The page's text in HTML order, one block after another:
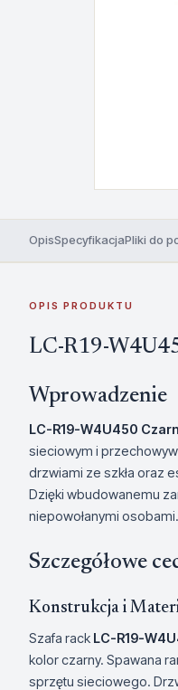
OpisSpecyfikacjaPliki do
OPIS PRODUKTU
LC-R19-
Wprowadzenie
LC-R19-W4U450
sieciowym i
drzwiami ze szkła oraz
Dzięki wbudowanemu
niepowołanymi osobami.
Szczegółowe
Konstrukcja i
Szafa rack LC-R19-
kolor czarny. Spawana
sprzętu sieciowego.